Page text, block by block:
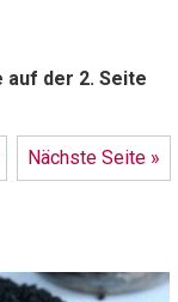
auf der 2. Seite
Nächste Seite »